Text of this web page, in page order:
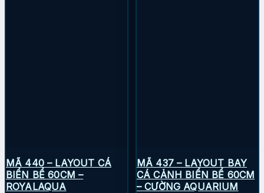
MÃ 440 – LAYOUT CÁ
BIỂN BỂ 60CM –
ROYALAQUA
MÃ 437 – LAYOUT BAY
CÁ CẢNH BIỂN BỂ 60CM
– CƯỜNG AQUARIUM